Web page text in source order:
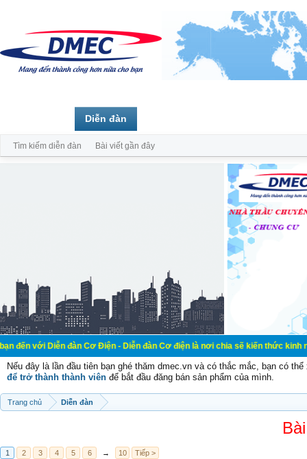
Diễn đàn Cơ Điện - Diễn đàn Cơ điện là nơi chia sẽ kiến thức kinh
Nếu đây là lần đầu tiên bạn ghé thăm dmec.vn và có thắc mắc, bạn có
để trở thành thành viên để bắt đầu đăng bán sản phẩm của mình.
Trang chủ Diễn đàn
1 2 3 4 5 6 → 10 Tiếp >
Diễn đàn
Tìm kiếm diễn đàn Bài viết gần đây